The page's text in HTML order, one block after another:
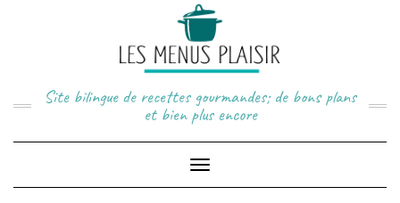
Site bilingue de recettes gourmandes; de bons plans
et bien plus encore
Toggle
Navigation